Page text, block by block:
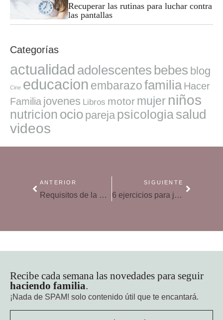
Recuperar las rutinas para luchar contra
las pantallas
Categorías
actualidad adolescentes bebes blog
Cine educacion embarazofamilia Hacer
Familia jovenes Libros motor mujer niños
nutricion ocio pareja psicologiasalud
videos
ANTERIOR
Requisitos de la piscina para los bebés
SIGUIENTE
6 ejercicios para jugar y estimular a tu bebé desde el primer mes
Recibe cada semana las novedades para seguir
haciendo familia.
¡Nada de SPAM! solo contenido útil que te encantará.